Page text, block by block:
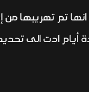
تم تهريبها من
أيام ادت الى